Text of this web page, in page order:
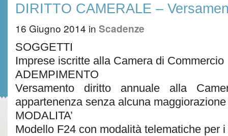
DIRITTO CAMERALE –
16 Giugno 2014 in Scadenze
SOGGETTI
Imprese iscritte alla Camera di Commercio
ADEMPIMENTO
Versamento diritto annuale alla
appartenenza senza alcuna maggiorazione
MODALITA’
Modello F24 con modalità telematiche per